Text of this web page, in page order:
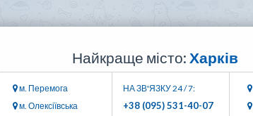
Найкраще місто: Харків
м. Перемога
м. Олексіївська
НА ЗВ'ЯЗКУ 24 / 7:
+38 (095) 531-40-07